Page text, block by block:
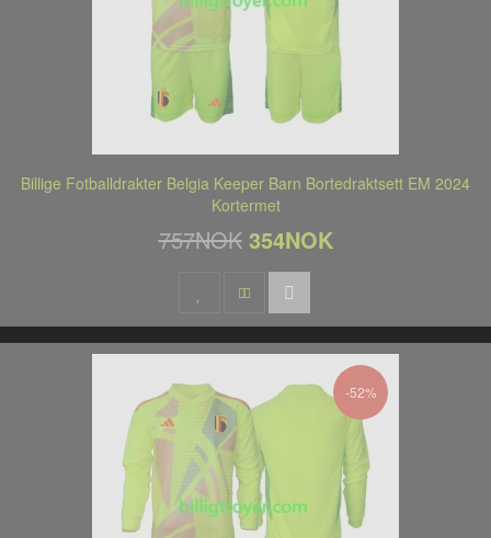
Billige Fotballdrakter Belgia Keeper Barn Bortedraktsett EM 2024
Kortermet
757NOK 354NOK
-52%